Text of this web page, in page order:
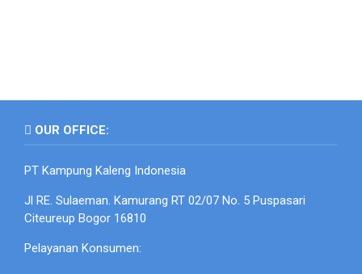
OUR OFFICE:
PT Kampung Kaleng Indonesia
Jl RE. Sulaeman. Kamurang RT 02/07 No. 5 Puspasari
Citeureup Bogor 16810
Pelayanan Konsumen: